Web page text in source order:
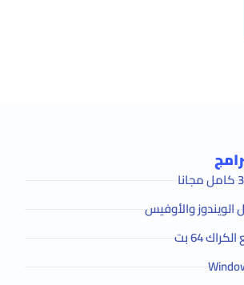
64 بت